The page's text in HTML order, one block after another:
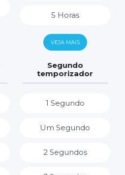
5 Horas
6 Horas
7 Horas
VEJA MAIS
Segundo
temporizador
1 Segundo
Um Segundo
2 Segundos